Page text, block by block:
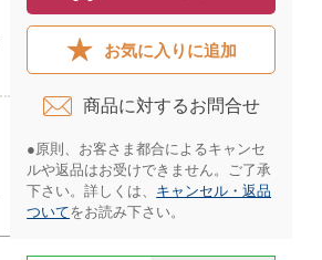
お気に入りに追加
商品に対するお問合せ​
●原則、お客さま都合によるキャンセ
ルや返品はお受けできません。ご了承
下さい。詳しくは、 キャンセル・返品
ついてをお読み下さい。​